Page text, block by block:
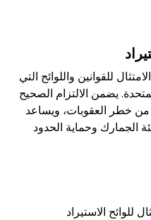
للقوانين واللوائح التي
يضمن الالتزام الصحيح
من خطر العقوبات، ويساعد
الجمارك وحماية الحدود
للوائح الاستيراد